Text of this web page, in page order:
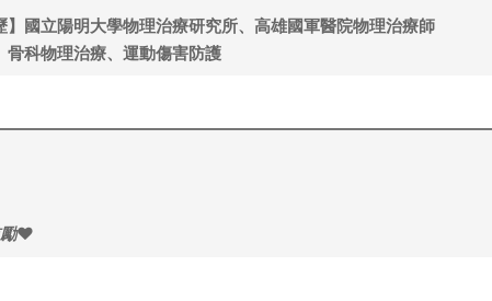
】國立陽明大學物理治療研究所、高雄國軍醫院物理治療師
骨科物理治療、運動傷害防護